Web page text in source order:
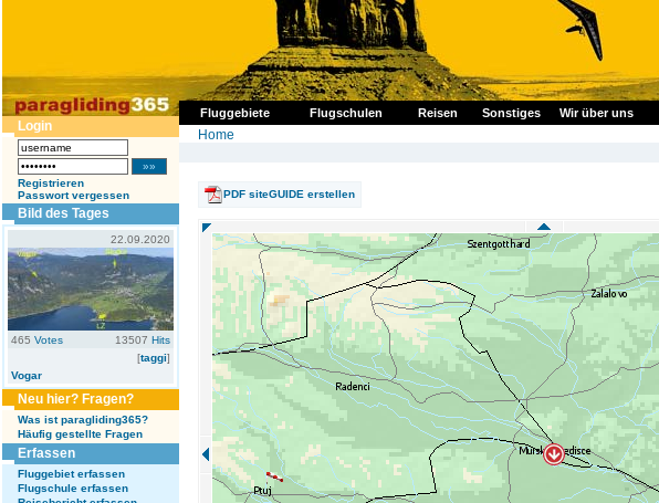
Fluggebiete Flugschulen Reisen Sonstiges Wir über uns
Login
Registrieren
Passwort vergessen
Bild des Tages
22.09.2020
465 Votes 13507 Hits
[taggi]
Vogar
Neu hier? Fragen?
Was ist paragliding365?
Häufig gestellte Fragen
Erfassen
Fluggebiet erfassen
Flugschule erfassen
Home
PDF siteGUIDE erstellen